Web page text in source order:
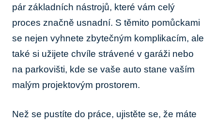
pár ⁤základních nástrojů, které vám celý
‌proces značně usnadní. S ‌těmito pomůckami⁢
se nejen ‌vyhnete zbytečným komplikacím, ale
také si užijete chvíle strávené ⁢v​ garáži nebo
na parkovišti, ⁤kde se ⁢vaše auto stane vaším
malým projektovým prostorem.
Než se pustíte do práce, ujistěte se, že máte